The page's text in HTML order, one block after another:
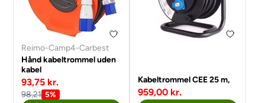
Reimo-Camp4-Carbest
Hånd kabeltrommel uden
kabel
93,75 kr.
98,21 5%
Kabeltrommel CEE 25 m,
959,00 kr.